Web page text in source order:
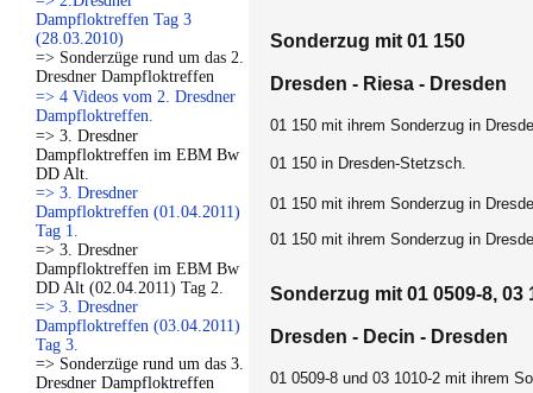
Dampfloktreffen Tag 3
(28.03.2010)
=> Sonderzüge rund um das 2.
Dresdner Dampfloktreffen
=> 4 Videos vom 2. Dresdner
Dampfloktreffen.
=> 3. Dresdner
Dampfloktreffen im EBM Bw
DD Alt.
=> 3. Dresdner
Dampfloktreffen (01.04.2011)
Tag 1.
=> 3. Dresdner
Dampfloktreffen im EBM Bw
DD Alt (02.04.2011) Tag 2.
=> 3. Dresdner
Dampfloktreffen (03.04.2011)
Tag 3.
=> Sonderzüge rund um das 3.
Dresdner Dampfloktreffen
Sonderzug mit 01 150
Dresden - Riesa - Dresden
01 150 mit ihrem Sonderzug in
01 150 in Dresden-Stetzsch.
01 150 mit ihrem Sonderzug in
01 150 mit ihrem Sonderzug in
Sonderzug mit 01 0509-8, 03
Dresden - Decin - Dresden
01 0509-8 und 03 1010-2 mit ihrem